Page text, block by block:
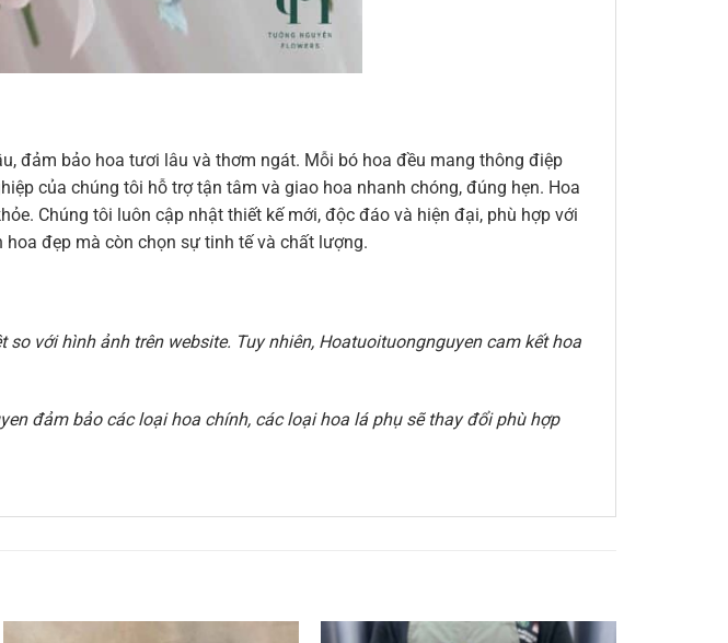
đảm bảo hoa tươi lâu và thơm ngát. Mỗi bó hoa đều mang thông điệp
của chúng tôi hỗ trợ tận tâm và giao hoa nhanh chóng, đúng hẹn. Hoa
Chúng tôi luôn cập nhật thiết kế mới, độc đáo và hiện đại, phù hợp với
đẹp mà còn chọn sự tinh tế và chất lượng.
với hình ảnh trên website. Tuy nhiên, Hoatuoituongnguyen cam kết hoa
đảm bảo các loại hoa chính, các loại hoa lá phụ sẽ thay đổi phù hợp